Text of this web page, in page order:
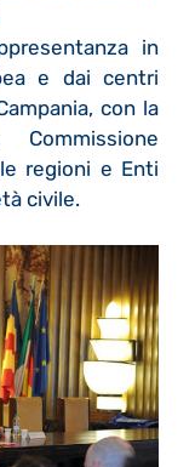
in
e dai centri
con la
regioni e Enti
civile.